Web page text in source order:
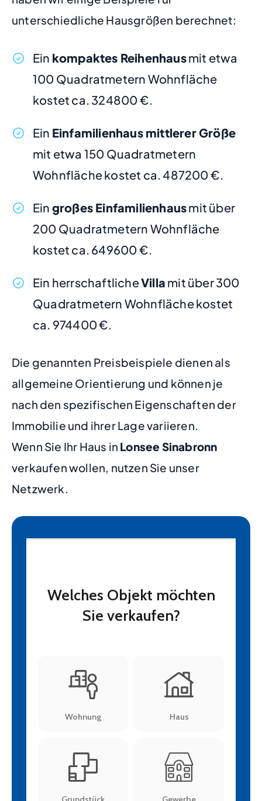
unterschiedliche Hausgrößen berechnet:
Ein kompaktes Reihenhausmit etwa
100 Quadratmetern Wohnfläche
kostet ca. 324800 €.
Ein Einfamilienhaus mittlerer Größe
mit etwa 150 Quadratmetern
Wohnfläche kostet ca. 487200 €.
Ein großes Einfamilienhausmit über
200 Quadratmetern Wohnfläche
kostet ca. 649600 €.
Ein herrschaftlicheVilla mit über 300
Quadratmetern Wohnfläche kostet
ca. 974400 €.
Die genannten Preisbeispiele dienen als
allgemeine Orientierung und können je
nach den spezifischen Eigenschaften der
Immobilie und ihrer Lage variieren.
Wenn Sie Ihr Haus in Lonsee Sinabronn
verkaufen wollen, nutzen Sie unser
Netzwerk.